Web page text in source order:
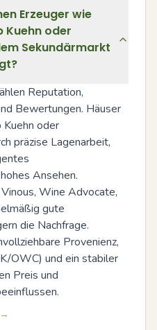
Erzeuger wie
Kuehn oder
Sekundärmarkt
Reputation,
Bewertungen. Häuser
oder
präzise Lagenarbeit,
Ansehen.
Wine Advocate,
gute
die Nachfrage.
Provenienz,
OWC) und ein stabiler
Preis und